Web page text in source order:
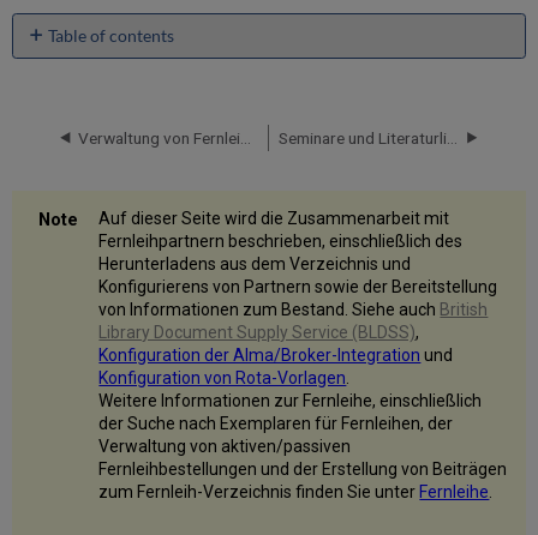
Table of contents
Verzeichnis
eines
Fernleihpartners
Partner-
Parameter
ARTEmail
Parameter
NCIP
Parameter
NCIP
Fernleihe-
Parameter
ISO-
Auf dieser Seite wird die Zusammenarbeit mit
Fernleihpartnern beschrieben, einschließlich des
Herunterladens aus dem Verzeichnis und
Konfigurierens von Partnern sowie der Bereitstellung
von Informationen zum Bestand. Siehe auch British
Library Document Supply Service (BLDSS),
Konfiguration der Alma/Broker-Integration und
Konfiguration von Rota-Vorlagen.
Weitere Informationen zur Fernleihe, einschließlich
der Suche nach Exemplaren für Fernleihen, der
Verwaltung von aktiven/passiven
Fernleihbestellungen und der Erstellung von Beiträgen
zum Fernleih-Verzeichnis finden Sie unter Fernleihe.